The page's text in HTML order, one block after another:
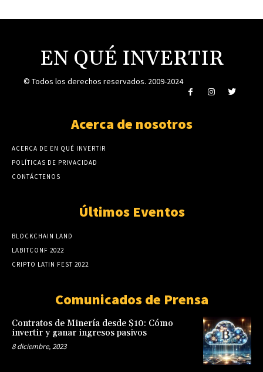
EN QUÉ INVERTIR
© Todos los derechos reservados. 2009-2024
Acerca de nosotros
ACERCA DE EN QUÉ INVERTIR
POLÍTICAS DE PRIVACIDAD
CONTÁCTENOS
Últimos Eventos
BLOCKCHAIN LAND
LABITCONF 2022
CRIPTO LATIN FEST 2022
Comunicados de Prensa
Contratos de Minería desde $10: Cómo
invertir y ganar ingresos pasivos
8 diciembre, 2023